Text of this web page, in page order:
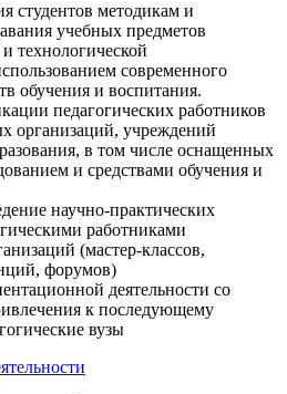
студентов методикам и
учебных предметов
технологической
современного
обучения и воспитания.
педагогических работников
организаций, учреждений
в том числе оснащенных
и средствами обучения и
научно-практических
работниками
(мастер-классов,
форумов)
деятельности со
к последующему
вузы